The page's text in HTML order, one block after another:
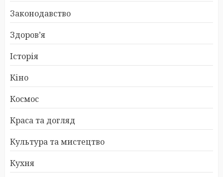
Законодавство
Здоров’я
Історія
Кіно
Космос
Краса та догляд
Культура та мистецтво
Кухня